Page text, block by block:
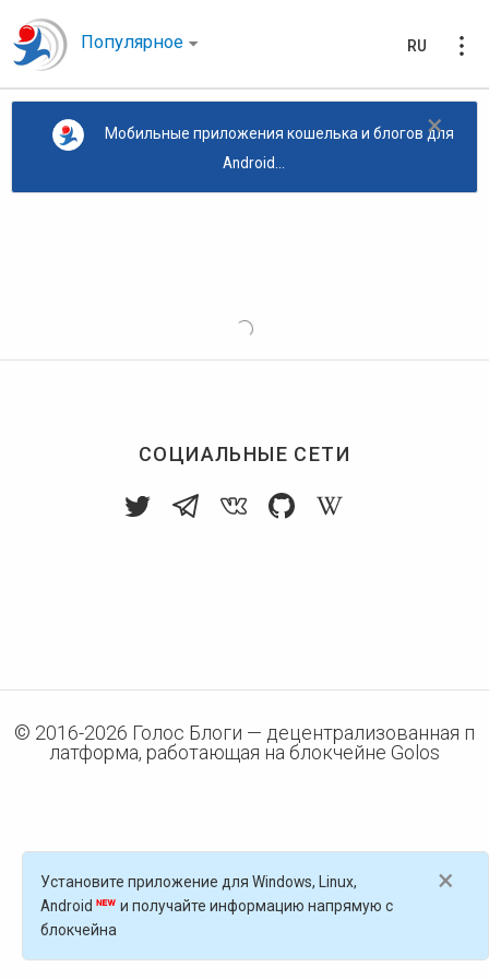
Популярное RU
×
Мобильные приложения кошелька и блогов для
Android...
СОЦИАЛЬНЫЕ СЕТИ
© 2016-2026 Голос Блоги — децентрализованная п
латформа, работающая на блокчейне Golos
×
Установите приложение для Windows, Linux,
Android
и получайте информацию напрямую с
блокчейна